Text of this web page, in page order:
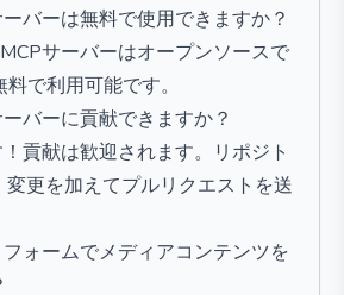
バーは無料で使用できますか？
サーバーはオープンソースで
で利用可能です。
バーに貢献できますか？
貢献は歓迎されます。リポジト
変更を加えてプルリクエストを送
ォームでメディアコンテンツを